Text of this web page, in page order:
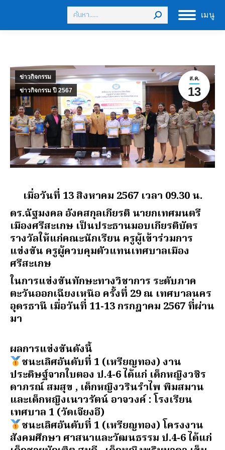
เมนู
Search:
ส.ค.
13
ข่าวกิจกรรม
ข่าวกิจกรรม ปี 2567
เมื่อวันที่ 13 สิงหาคม 2567 เวลา 09.30 น.
ดร.ฉัฐมงคล อังคสกุลเกียรติ นายกเทศมนตรี
เมืองศรีสะเกษ เป็นประธานมอบเกียรติบัตร
รางวัลให้แก่คณะนักเรียน ครูผู้เข้าร่วมการ
แข่งขัน ครูผู้ควบคุมตัวแทนเทศบาลเมือง
ศรีสะเกษ
ในการแข่งขันทักษะทางวิชาการ ระดับภาค
ตะวันออกเฉียงเหนือ ครั้งที่ 29 ณ เทศบาลนคร
อุดรธานี เมื่อวันที่ 11-13 กรกฎาคม 2567 ที่ผ่าน
มา
ผลการแข่งขันดังนี้
ชนะเลิศอันดับที่ 1 (เหรียญทอง) งาน
ประดิษฐ์จากใบตอง ป.4-6 ได้แก่ เด็กหญิงวชิร
ดาภรณ์ สมสุข , เด็กหญิงวรินรำไพ พิมสมาน
และเด็กหญิงเนาวรัตน์ อาจวงค์ : โรงเรียน
เทศบาล 1 (วัดเจียงอี)
ชนะเลิศอันดับที่ 1 (เหรียญทอง) โครงงาน
สังคมศึกษา ศาสนาและวัฒนธรรม ป.4-6 ได้แก่